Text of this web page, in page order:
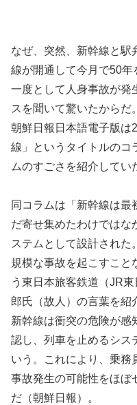
なぜ、突然、新幹線と駅
線が開通して今月で50年
一度として人身事故が発
スを聞いて驚いたからだ
朝鮮日報日本語電子版は
線」というタイトルのコ
ムのすごさを紹介してい
同コラムは「新幹線は
だ寄せ集めたわけではな
ステムとして設計された
規模な事故を起こすこと
う東日本旅客鉄道（JR
郎氏（故人）の言葉を紹
新幹線は衝突の危険が感
認し、列車を止めるシス
いう。これにより、乗務
事故発生の可能性をほぼ
だ（朝鮮日報）。